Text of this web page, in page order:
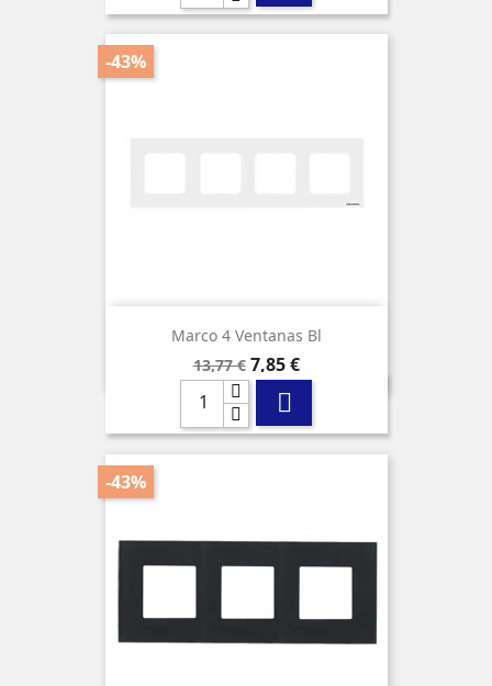
Marco 4 Ventanas Bl
Precio
base
13,77 €
-43%
Precio
7,85 €

-43%